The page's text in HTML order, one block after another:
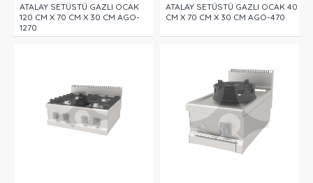
ATALAY SETÜSTÜ GAZLI OCAK
120 CM X 70 CM X 30 CM AGO-
1270
ATALAY SETÜSTÜ GAZLI OCAK 40
CM X 70 CM X 30 CM AGO-470